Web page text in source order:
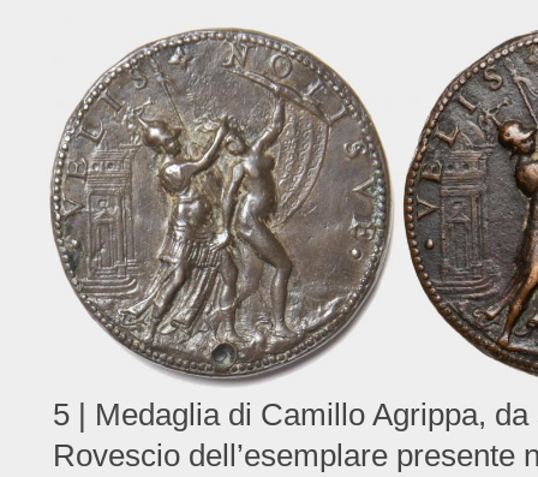
5 | Medaglia di Camillo Agrippa,
Rovescio dell’esemplare presente